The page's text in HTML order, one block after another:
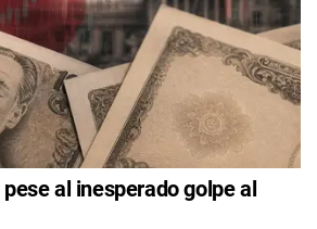
al inesperado golpe al